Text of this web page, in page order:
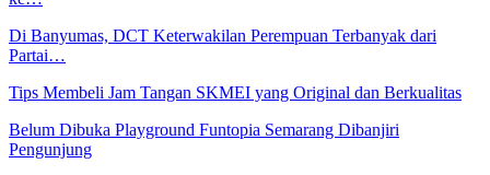
Di Banyumas, DCT Keterwakilan Perempuan Terbanyak dari
Partai…
Tips Membeli Jam Tangan SKMEI yang Original dan Berkualitas
Belum Dibuka Playground Funtopia Semarang Dibanjiri
Pengunjung